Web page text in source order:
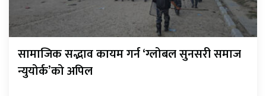
सामाजिक सद्भाव कायम गर्न ‘ग्लोबल सुनसरी समाज
न्युयोर्क’को अपिल